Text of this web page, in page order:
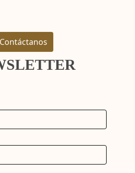
Contáctanos